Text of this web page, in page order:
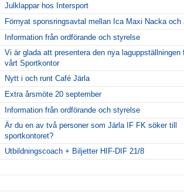
Julklappar hos Intersport
Förnyat sponsringsavtal mellan Ica Maxi Nacka och
Information från ordförande och styrelse
Vi är glada att presentera den nya laguppställningen
vårt Sportkontor
Nytt i och runt Café Järla
Extra årsmöte 20 september
Information från ordförande och styrelse
Är du en av två personer som Järla IF FK söker till
sportkontoret?
Utbildningscoach + Biljetter HIF-DIF 21/8